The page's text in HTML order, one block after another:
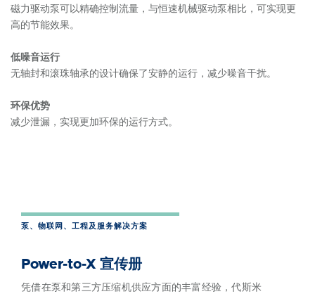
磁力驱动泵可以精确控制流量，与恒速机械驱动泵相比，可实现更
高的节能效果。
低噪音运行
无轴封和滚珠轴承的设计确保了安静的运行，减少噪音干扰。
环保优势
减少泄漏，实现更加环保的运行方式。
泵、物联网、工程及服务解决方案
Power-to-X 宣传册
凭借在泵和第三方压缩机供应方面的丰富经验，代斯米